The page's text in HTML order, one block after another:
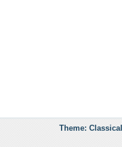
Theme: